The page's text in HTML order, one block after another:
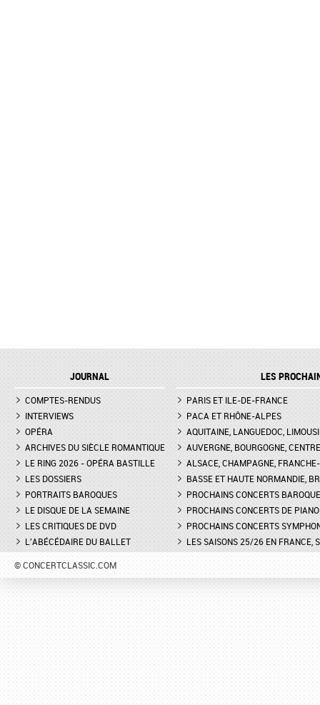
JOURNAL
COMPTES-RENDUS
INTERVIEWS
OPÉRA
ARCHIVES DU SIÈCLE ROMANTIQUE
LE RING 2026 - OPÉRA BASTILLE
LES DOSSIERS
PORTRAITS BAROQUES
LE DISQUE DE LA SEMAINE
LES CRITIQUES DE DVD
L'ABÉCÉDAIRE DU BALLET
LES
PARIS ET ILE-DE-FRANCE
PACA ET RHÔNE-ALPES
AQUITAINE, LANGUEDOC,
AUVERGNE, BOURGOGNE, CENTRE
ALSACE, CHAMPAGNE,
BASSE ET HAUTE NORMANDIE,
PROCHAINS CONCERTS
PROCHAINS CONCERTS DE PIANO
PROCHAINS CONCERTS
LES SAISONS 25/26 EN FRANCE,
© CONCERTCLASSIC.COM